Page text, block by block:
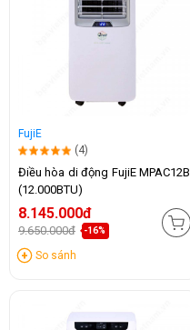
FujiE
(4)
Điều hòa di động FujiE MPAC12B
(12.000BTU)
8.145.000đ
9.650.000đ -16%
So sánh